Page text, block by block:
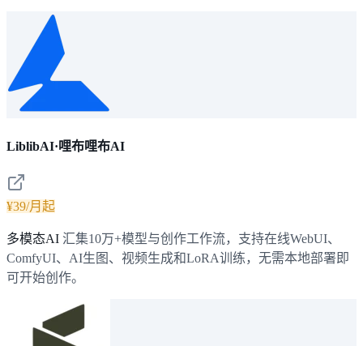
LiblibAI·哩布哩布AI
¥39/月起
多模态AI 汇集10万+模型与创作工作流，支持在线WebUI、
ComfyUI、AI生图、视频生成和LoRA训练，无需本地部署即
可开始创作。